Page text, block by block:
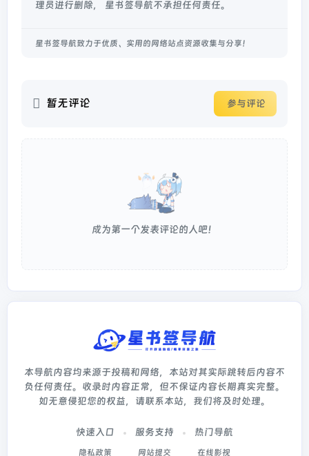
理员进行删除， 星书签导航不承担任何责任。
星书签导航致力于优质、实用的网络站点资源收集与分享！
暂无评论 参与评论
成为第一个发表评论的人吧！
本导航内容均来源于投稿和网络，本站对其实际跳转后内容不
负任何责任。收录时内容正常，但不保证内容长期真实完整。
如无意侵犯您的权益，请联系本站，我们将及时处理。
快速入口
隐私政策
服务支持
网站提交
热门导航
在线影视